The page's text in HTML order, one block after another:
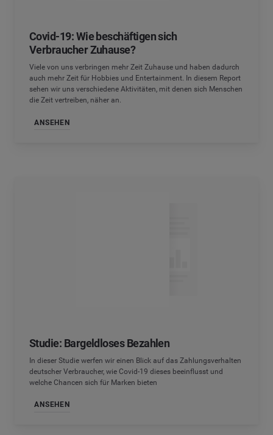
Covid-19: Wie beschäftigen sich
Verbraucher Zuhause?
Viele von uns verbringen mehr Zeit Zuhause und haben dadurch
auch mehr Zeit für Hobbies und Entertainment. In diesem Report
sehen wir uns verschiedene Aktivitäten, mit denen sich Menschen
die Zeit vertreiben, näher an.
ANSEHEN
Studie: Bargeldloses Bezahlen
In dieser Studie werfen wir einen Blick auf das Zahlungsverhalten
deutscher Verbraucher, wie Covid-19 dieses beeinflusst und
welche Chancen sich für Marken bieten
ANSEHEN